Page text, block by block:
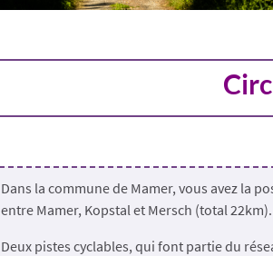
Dans la commune de Mamer, vous avez la
entre Mamer, Kopstal et Mersch (total
Deux pistes cyclables, qui font partie du